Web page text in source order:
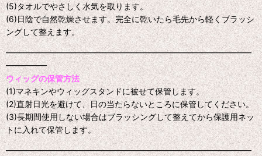
(5)タオルでやさしく水気を取ります。
(6)日陰で自然乾燥させます。完全に乾いたら毛先から軽くブラッシ
ングして整えます。
━━━━━━━━━━━━━━━━━━━━━━━━━━━━━━
━━━━━
ウィッグの保管方法
(1)マネキンやウィッグスタンドに被せて保管します。
(2)直射日光を避けて、日の当たらないところに保管してください。
(3)長期間使用しない場合はブラッシングして整えてから保護用ネッ
トに入れて保管します。
━━━━━━━━━━━━━━━━━━━━━━━━━━━━━━